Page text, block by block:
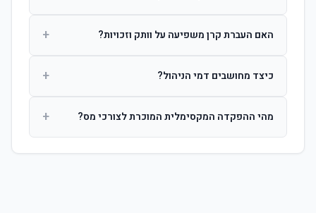
הרווחים. לאחר 6 שנים ניתן למשוך פטור ממס עד לתקרה
האם העברת קרן משפיעה על וותק וזכויות? +
החברות. הוותק ממשיך להיספר מיום ההפקדה הראשונה.
כיצד מחושבים דמי הניהול? +
ומתן על שיעורם בעת הצטרפות.
מהי ההפקדה המקסימלית המוכרת לצורכי מס? +